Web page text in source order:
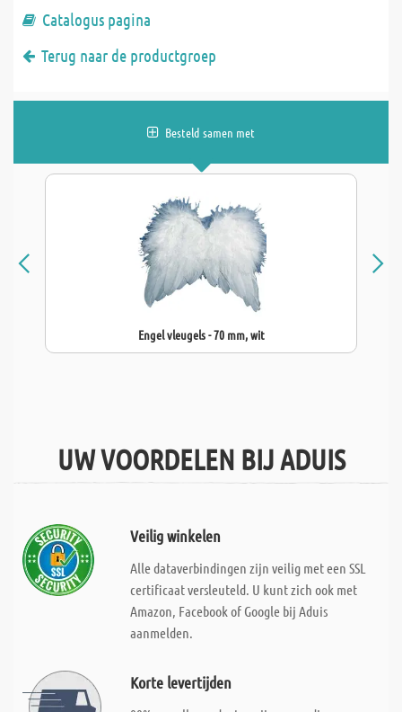
Catalogus pagina
Terug naar de productgroep
Besteld samen met
Engel vleugels - 70 mm, wit
UW VOORDELEN BIJ ADUIS
Veilig winkelen
Alle dataverbindingen zijn veilig met een SSL
certificaat versleuteld. U kunt zich ook met
Amazon, Facebook of Google bij Aduis
aanmelden.
Korte levertijden